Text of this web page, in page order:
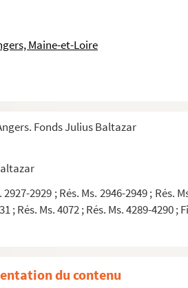
Maine-et-Loire
Fonds Julius Baltazar
2929 ; Rés. Ms. 2946-2949 ; Rés.
; Rés. Ms. 4072 ; Rés. Ms. 4289-4290 ;
RousseMontpellier
RousseMontpellier
le jardin diminuéL'Ile-RousseMontpellier
RousseMontpellier
du contenu